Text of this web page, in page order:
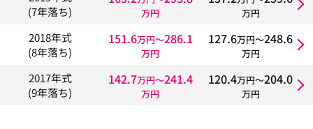
(7年落ち)
万円 万円
2018年式
(8年落ち)
151.6万円〜286.1
万円
127.6万円〜248.6
万円
2017年式
(9年落ち)
142.7万円〜241.4
万円
120.4万円〜204.0
万円